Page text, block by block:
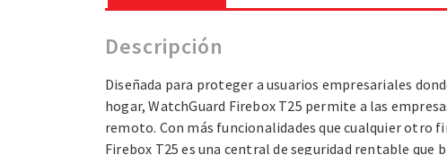
Descripción
Diseñada para proteger a usuarios empresariales
hogar, WatchGuard Firebox T25 permite a las
remoto. Con más funcionalidades que cualquier otro
Firebox T25 es una central de seguridad rentable que